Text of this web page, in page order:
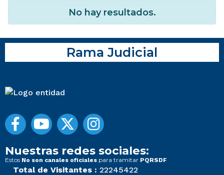
No hay resultados.
Rama Judicial
Nuestras redes sociales:
Estos No son canales oficiales para tramitar PQRSDF
Total de Visitantes : 22245422